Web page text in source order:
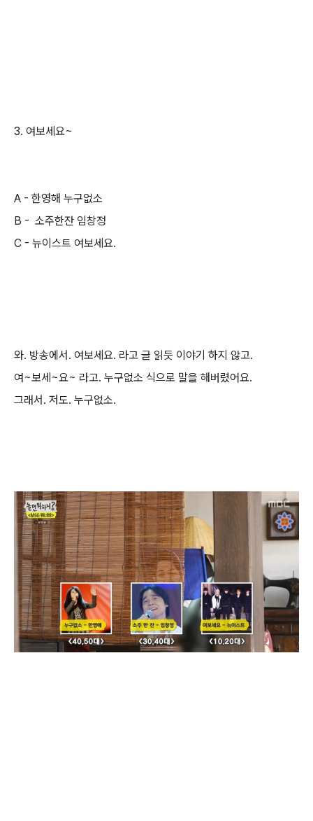
3. 여보세요~
A - 한영해 누구없소
B - 소주한잔 임창정
C - 뉴이스트 여보세요.
와. 방송에서. 여보세요. 라고 글 읽듯 이야기 하지 않고.
여~보세~요~ 라고. 누구없소 식으로 말을 해버렸어요.
그래서. 저도. 누구없소.